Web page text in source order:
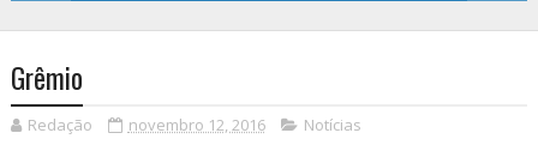
Grêmio
Redação novembro 12, 2016 Notícias